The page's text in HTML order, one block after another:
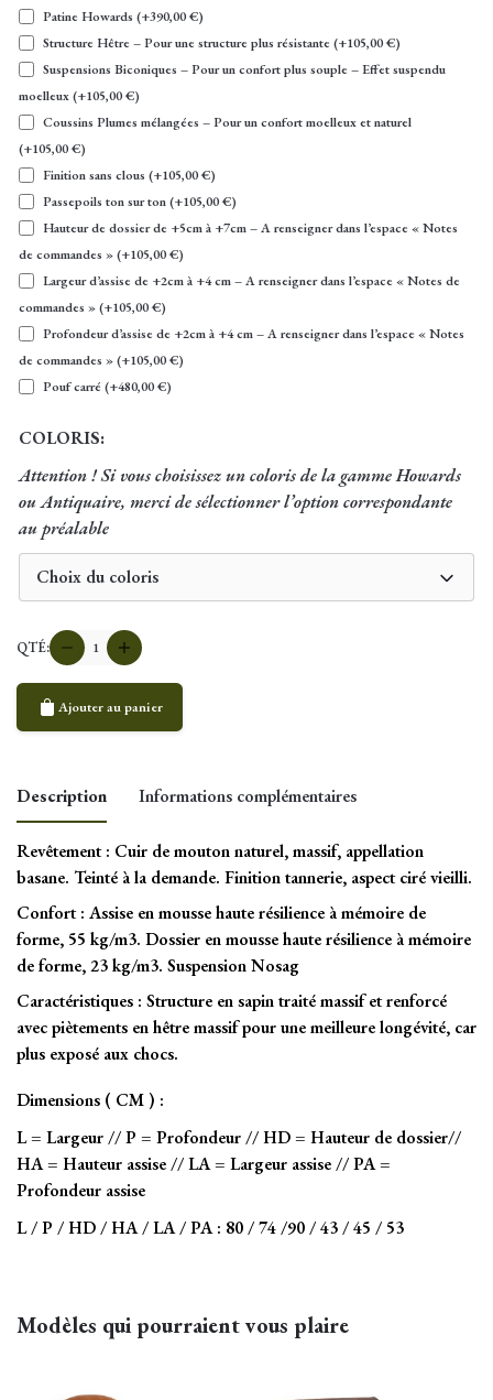
Patine Howards (+390,00€)
Structure Hêtre – Pour une structure plus résistante (+105,00€)
Suspensions Biconiques – Pour un confort plus souple – Effet suspendu
moelleux(+105,00€)
Coussins Plumes mélangées – Pour un confort moelleux et naturel
(+105,00€)
Finition sans clous (+105,00€)
Passepoils ton sur ton(+105,00€)
Hauteur de dossier de +5cm à +7cm – A renseigner dans l’espace « Notes
de commandes »(+105,00€)
Largeur d’assise de +2cm à +4 cm – A renseigner dans l’espace « Notes de
commandes »(+105,00€)
Profondeur d’assise de +2cm à +4 cm – A renseigner dans l’espace « Notes
de commandes »(+105,00€)
Pouf carré (+480,00€)
COLORIS:
Attention ! Si vous choisissez un coloris de la gamme Howards
ou Antiquaire, merci de sélectionner l’option correspondante
au préalable
Choix du coloris
QTÉ:quantité
de
Fauteuil
club
Ajouter au panier
Description Informations complémentaires
Revêtement: Cuir de mouton naturel, massif, appellation
basane. Teinté à la demande. Finition tannerie, aspect ciré vieilli.
Confort: Assise en mousse haute résilience à mémoire de
forme, 55 kg/m3. Dossier en mousse haute résilience à mémoire
de forme, 23 kg/m3. Suspension Nosag
Caractéristiques : Structure en sapin traité massif et renforcé
avec piètements en hêtre massif pour une meilleure longévité, car
plus exposé aux chocs.
Dimensions ( CM ) :
L = Largeur // P = Profondeur // HD = Hauteur de dossier//
HA = Hauteur assise // LA = Largeur assise // PA =
Profondeur assise
L / P / HD / HA / LA / PA : 80 / 74 /90 / 43 / 45 / 53
Coloris Patine
Antiquaire
Antique, Bourbon, Brique, Brun, Châtaigne,
Havane, Marony, Marron, Noir, Rouge,
Tabac, Vert
Modèles qui pourraient vous plaire